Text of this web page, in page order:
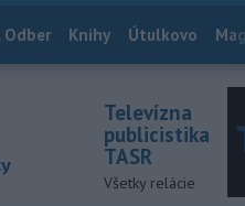
Odber Knihy Útulkovo
Televízna
publicistika
TASR
Všetky relácie